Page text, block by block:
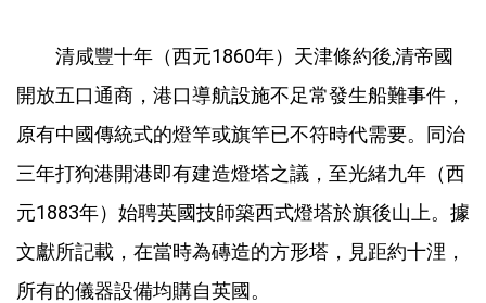
清咸豐十年（西元1860年）天津條約後,清帝國
開放五口通商，港口導航設施不足常發生船難事件，
原有中國傳統式的燈竿或旗竿已不符時代需要。同治
三年打狗港開港即有建造燈塔之議，至光緒九年（西
元1883年）始聘英國技師築西式燈塔於旗後山上。據
文獻所記載，在當時為磚造的方形塔，見距約十浬，
所有的儀器設備均購自英國。